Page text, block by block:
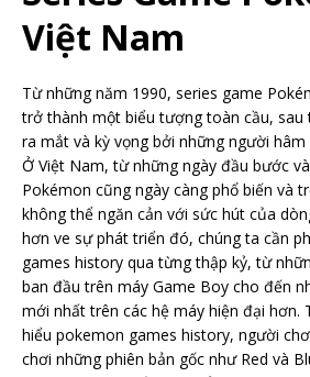
Việt Nam
Từ những năm 1990, series game
trở thành một biểu tượng toàn cầu, sau
ra mắt và kỳ vọng bởi những người
Ở Việt Nam, từ những ngày đầu bước
Pokémon cũng ngày càng phổ biến và
không thể ngăn cản với sức hút của
hơn ve sự phát triển đó, chúng ta cần
games history qua từng thập kỷ, từ
ban đầu trên máy Game Boy cho đến
mới nhất trên các hệ máy hiện đại hơn.
hiểu pokemon games history, người
chơi những phiên bản gốc như Red và